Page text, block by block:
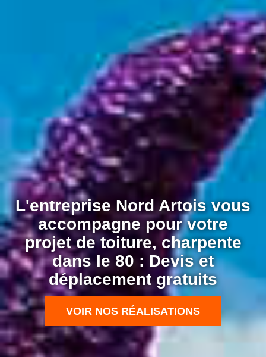
L'entreprise Nord Artois vous
accompagne pour votre
projet de toiture, charpente
dans le 80 : Devis et
déplacement gratuits
VOIR NOS RÉALISATIONS